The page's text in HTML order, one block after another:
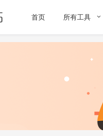
首页 所有工具